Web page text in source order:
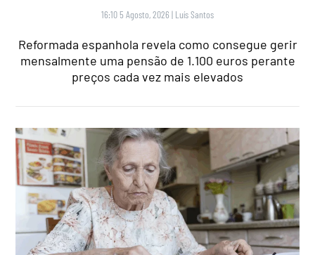
16:10 5 Agosto, 2026 | Luís Santos
Reformada espanhola revela como consegue gerir
mensalmente uma pensão de 1.100 euros perante
preços cada vez mais elevados